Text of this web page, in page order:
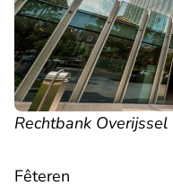
Rechtbank Overijssel
Fêteren